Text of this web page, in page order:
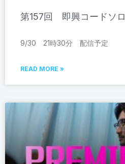
第157回 即興コードソロ
9/30 21時30分 配信予定
READ MORE »